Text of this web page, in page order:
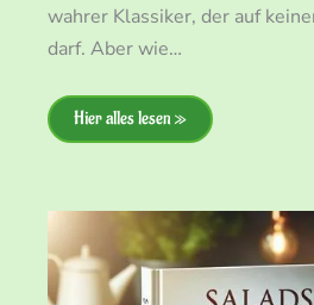
wahrer Klassiker, der auf
darf. Aber wie…
Hier alles lesen »